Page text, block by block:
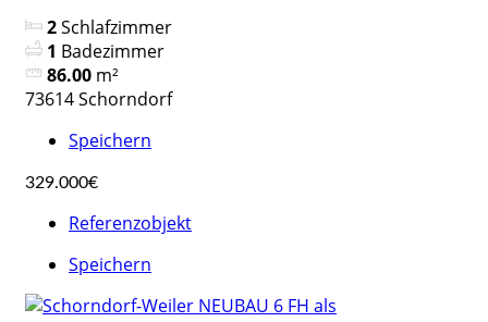
2Schlafzimmer
1 Badezimmer
86.00 m²
73614 Schorndorf
Speichern
329.000€
Referenzobjekt
Speichern